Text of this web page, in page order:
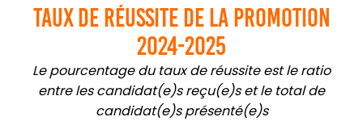
Taux de réussite de la promotion
2024-2025
Le pourcentage du taux de réussite est le ratio
entre les candidat(e)s reçu(e)s et le total de
candidat(e)s présenté(e)s